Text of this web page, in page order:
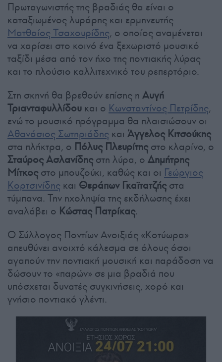
Πρωταγωνιστής της βραδιάς θα είναι ο
καταξιωμένος λυράρης και ερμηνευτής
Ματθαίος Τσαχουρίδης, ο οποίος αναμένεται
να χαρίσει στο κοινό ένα ξεχωριστό μουσικό
ταξίδι μέσα από τον ήχο της ποντιακής λύρας
και το πλούσιο καλλιτεχνικό του ρεπερτόριο.
Στη σκηνή θα βρεθούν επίσης η Αυγή
Τριανταφυλλίδου και ο Κωνσταντίνος Πετρίδης,
ενώ το μουσικό πρόγραμμα θα πλαισιώσουν οι
Αθανάσιος Σωτηριάδης και Άγγελος Κιτσούκης
στα πλήκτρα, ο Πόλυς Πλευρίτηςστο κλαρίνο, ο
Σταύρος Ασλανίδηςστη λύρα, ο Δημήτρης
Μίτκοςστο μπουζούκι, καθώς και οι Γεώργιος
Κορτσινίδης και Θεράπων Γκαϊτατζήςστα
τύμπανα. Την ηχοληψία της εκδήλωσης έχει
αναλάβει ο Κώστας Πατρίκας.
Ο Σύλλογος Ποντίων Ανοιξιάς «Κοτύωρα»
απευθύνει ανοιχτό κάλεσμα σε όλους όσοι
αγαπούν την ποντιακή μουσική και παράδοση να
δώσουν το «παρών» σε μια βραδιά που
υπόσχεται δυνατές συγκινήσεις, χορό και
γνήσιο ποντιακό γλέντι.